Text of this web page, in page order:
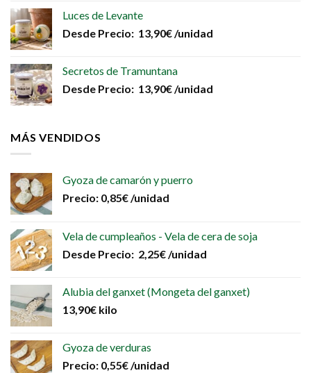
Luces de Levante
Desde Precio: 13,90€/unidad
Secretos de Tramuntana
Desde Precio: 13,90€/unidad
MÁS VENDIDOS
Gyoza de camarón y puerro
Precio: 0,85€/unidad
Vela de cumpleaños - Vela de cera de soja
Desde Precio: 2,25€/unidad
Alubia del ganxet (Mongeta del ganxet)
13,90€ kilo
Gyoza de verduras
Precio: 0,55€/unidad